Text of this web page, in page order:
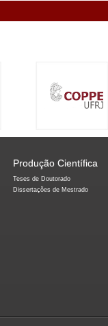
Produção Científica
Teses de Doutorado
Dissertações de Mestrado